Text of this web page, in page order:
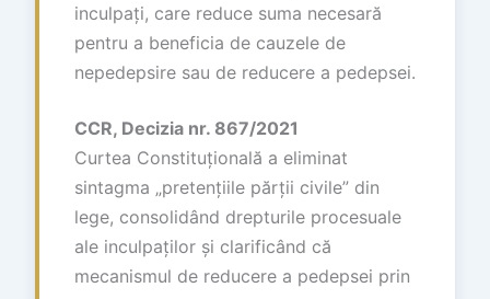
inculpați, care reduce suma necesară
pentru a beneficia de cauzele de
nepedepsire sau de reducere a pedepsei.
CCR, Decizia nr. 867/2021
Curtea Constituțională a eliminat
sintagma „pretențiile părții civile” din
lege, consolidând drepturile procesuale
ale inculpaților și clarificând că
mecanismul de reducere a pedepsei prin